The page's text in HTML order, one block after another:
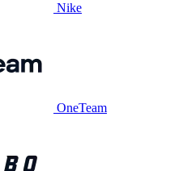
Nike
OneTeam